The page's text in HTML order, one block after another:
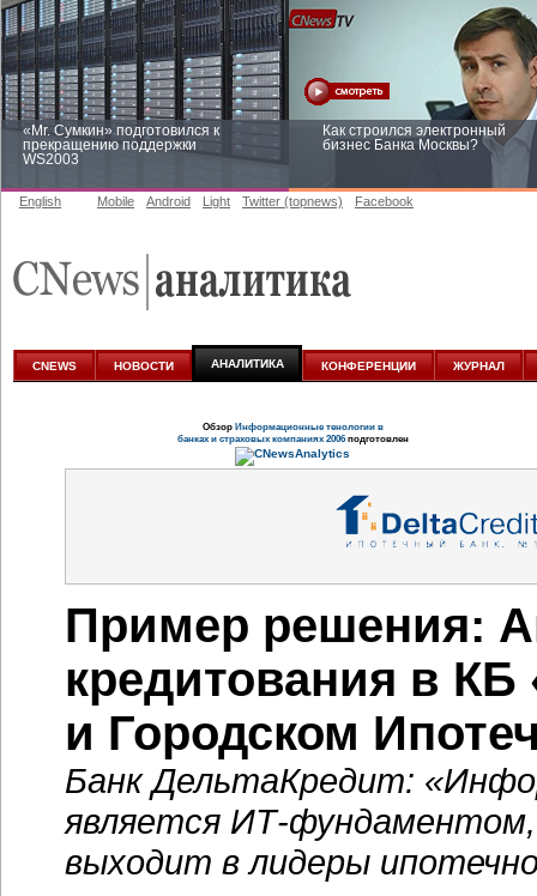
«Mr. Сумкин» подготовился к
прекращению поддержки
WS2003
Как строился электронный
бизнес Банка Москвы?
аналитике
English Mobile Android Light Twitter (topnews) Facebook
CNEWS НОВОСТИ АНАЛИТИКА КОНФЕРЕНЦИИ ЖУРНАЛ
Обзор Информационные тенологии в
банках и страховых компаниях 2006подготовлен
Пример решения:
кредитования в КБ
и Городском
Банк ДельтаКредит:
является ИТ-фундаментом,
выходит в лидеры